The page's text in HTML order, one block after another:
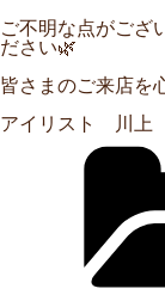
ご不明な点がござ
ださい🌿
皆さまのご来店を
アイリスト 川上